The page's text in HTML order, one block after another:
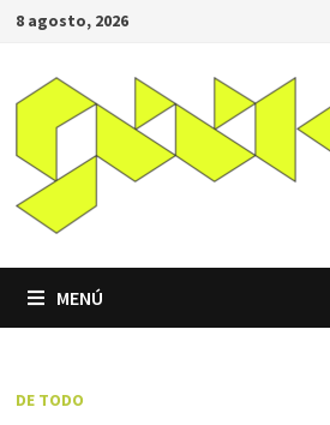
Saltar
contenido
8 agosto, 2026
MENÚ
DE TODO